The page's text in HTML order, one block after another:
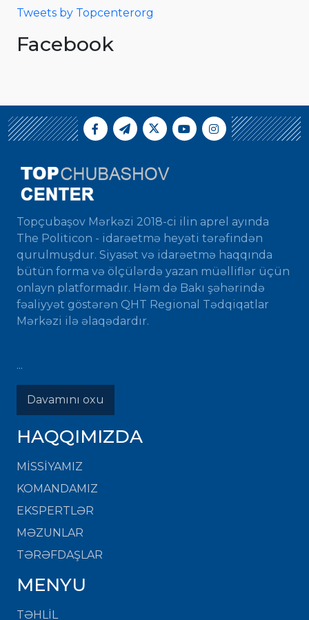
Tweets by Topcenterorg
Facebook
Topçubaşov Mərkəzi 2018-ci ilin aprel ayında
The Politicon - idarəetmə heyəti tərəfindən
qurulmuşdur. Siyasət və idarəetmə haqqında
bütün forma və ölçülərdə yazan müəlliflər üçün
onlayn platformadır. Həm də Bakı şəhərində
fəaliyyət göstərən QHT Regional Tədqiqatlar
Mərkəzi ilə əlaqədardır.
...
Davamını oxu
HAQQIMIZDA
MISSIYAMIZ
KOMANDAMIZ
EKSPERTLƏR
MƏZUNLAR
TƏRƏFDAŞLAR
MENYU
TƏHLİL